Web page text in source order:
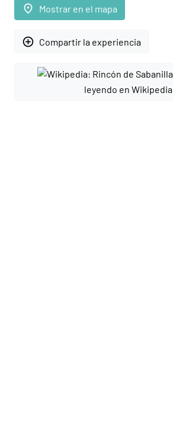
place Mostrar en el mapa
add_circle_outline Compartir la experiencia
leyendo en Wikipedia